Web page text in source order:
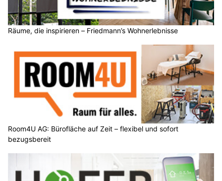
Räume, die inspirieren – Friedmann’s Wohnerlebnisse
Room4U AG: Bürofläche auf Zeit – flexibel und sofort
bezugsbereit